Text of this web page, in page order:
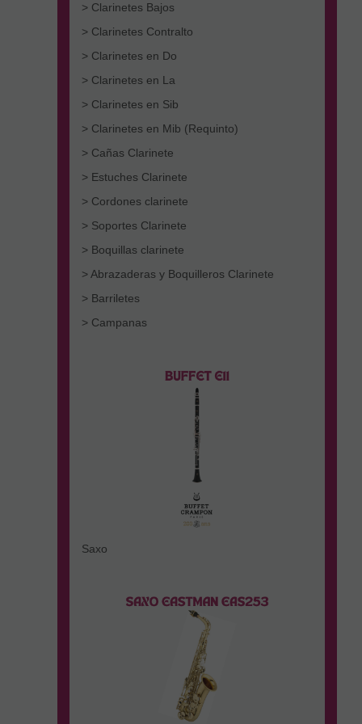
> Clarinetes Bajos
> Clarinetes Contralto
> Clarinetes en Do
> Clarinetes en La
> Clarinetes en Sib
> Clarinetes en Mib (Requinto)
> Cañas Clarinete
> Estuches Clarinete
> Cordones clarinete
> Soportes Clarinete
> Boquillas clarinete
> Abrazaderas y Boquilleros Clarinete
> Barriletes
> Campanas
Saxo